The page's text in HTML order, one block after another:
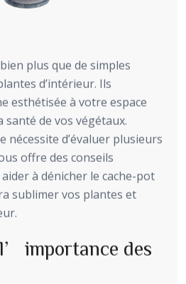
plus que de simples
d’intérieur. Ils
esthétisée à votre espace
de vos végétaux.
nécessite d’évaluer plusieurs
offre des conseils
à dénicher le cache-pot
sublimer vos plantes et
des